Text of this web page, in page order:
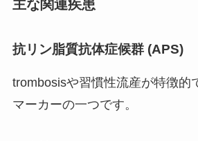
主な関連疾患
抗リン脂質抗体症候群 (APS)
trombosisや習慣性流産が特徴的
マーカーの一つです。